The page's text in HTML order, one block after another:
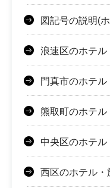
図記号の説明(
浪速区のホテル
門真市のホテ
熊取町のホテ
中央区のホテル
西区のホテル・